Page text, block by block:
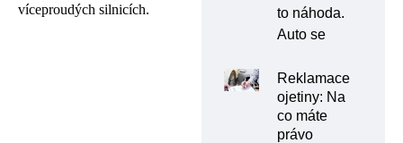
víceproudých silnicích.
to náhoda.
Auto se
Reklamace
ojetiny: Na
co máte
právo